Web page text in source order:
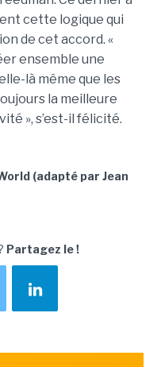
cette logique qui
de cet accord. «
ensemble une
là même que les
la meilleure
», s’est-il félicité.
(adapté par Jean
Partagez le !